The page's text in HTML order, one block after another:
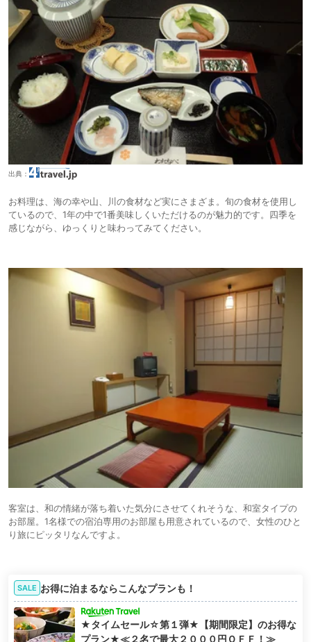
出典：
お料理は、海の幸や山、川の食材など実にさまざま。旬の食材を使用し
ているので、1年の中で1番美味しくいただけるのが魅力的です。四季を
感じながら、ゆっくりと味わってみてください。
客室は、和の情緒が落ち着いた気分にさせてくれそうな、和室タイプの
お部屋。1名様での宿泊専用のお部屋も用意されているので、女性のひと
り旅にピッタリなんですよ。
SALE お得に泊まるならこんなプランも！
★タイムセール☆第１弾★【期間限定】のお得な
プラン★≪２名で最大２０００円ＯＦＦ！≫